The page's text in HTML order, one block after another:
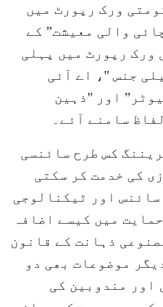
ورک رپورٹ میں
والی معیشت” کے
ورک رپورٹ میں پہلی
جنس "، اے آئی
اور "ذہین
سامنے آئے۔
کس طرح سائنسی
کی خدمت کر سکتی
سائنس اور ٹیکنالوجی
میں کیسے اضافہ
ذہانت کے قانون
موضوعات بھی دو
اور مندوبین کی